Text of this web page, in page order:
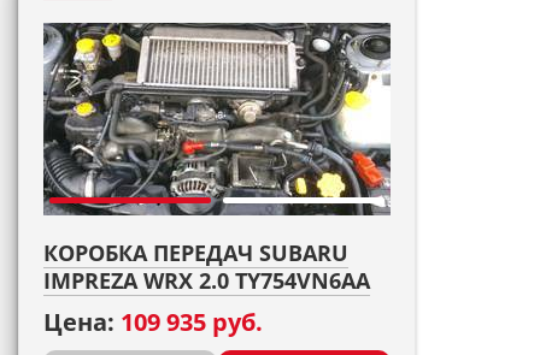
КОРОБКА ПЕРЕДАЧ SUBARU
IMPREZA WRX 2.0 TY754VN6AA
Цена: 109 935 руб.